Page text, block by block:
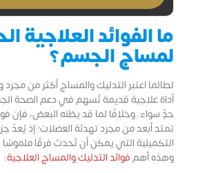
ما الفوائد العلاجية
لمساج الجسم؟
لطالما اعتبر التدليك والمساج أكثر من
أداة علاجية قديمة تُسهم في دعم الصحة
حدٍّ سواء. وخلافًا لما قد يظنه البعض، فإن
تمتد أبعد من مجرد تهدئة العضلات؛ إذ يُعدّ
التكميلية التي يمكن أن تُحدث فرقًا ملموسًا
وهذه أهمفوائد التدليك والمساج العلاجية: